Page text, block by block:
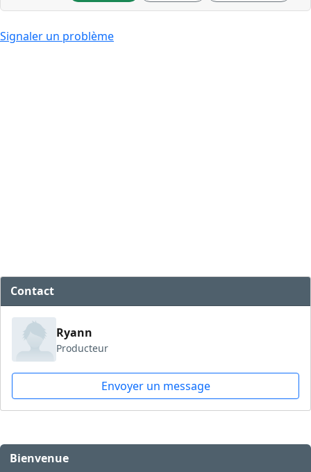
Signaler un problème
Contact
Ryann
Producteur
Envoyer un message
Bienvenue